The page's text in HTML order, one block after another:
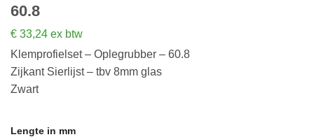
60.8
€ 33,24 ex btw
Klemprofielset – Oplegrubber – 60.8
Zijkant Sierlijst – tbv 8mm glas
Zwart
Lengte in mm